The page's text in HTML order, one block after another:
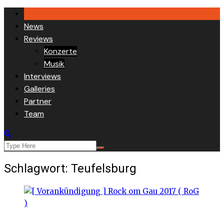
Skip
content
News
Reviews
Konzerte
Musik
Interviews
Galleries
Partner
Team
Schlagwort: Teufelsburg